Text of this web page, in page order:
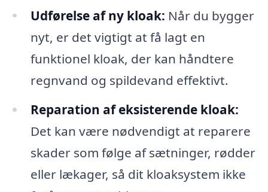
Udførelse af ny kloak: Når du bygger
nyt, er det vigtigt at få lagt en
funktionel kloak, der kan håndtere
regnvand og spildevand effektivt.
Reparation af eksisterende kloak:
Det kan være nødvendigt at reparere
skader som følge af sætninger, rødder
eller lækager, så dit kloaksystem ikke